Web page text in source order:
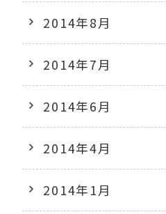
2014年8月
2014年7月
2014年6月
2014年4月
2014年1月